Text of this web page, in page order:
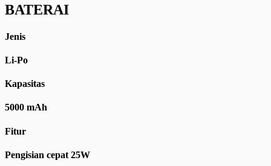
BATERAI
Jenis
Li-Po
Kapasitas
5000 mAh
Fitur
Pengisian cepat 25W